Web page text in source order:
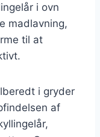
i ovn
madlavning,
til at
i gryder
af